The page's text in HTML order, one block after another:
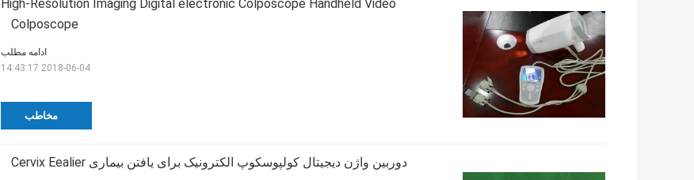
High-Resolution Imaging Digital electronic Colposcope Handheld Video
Colposcope
مخاطب
ادامه مطلب
2018-06-04 14:43:17
دوربین واژن دیجیتال کولپوسکوپ الکترونیک برای یافتن بیماری Cervix Eealier